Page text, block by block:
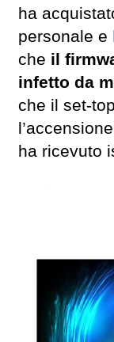
ha
personale e
che il
infetto da
che il set-
ha ricevuto